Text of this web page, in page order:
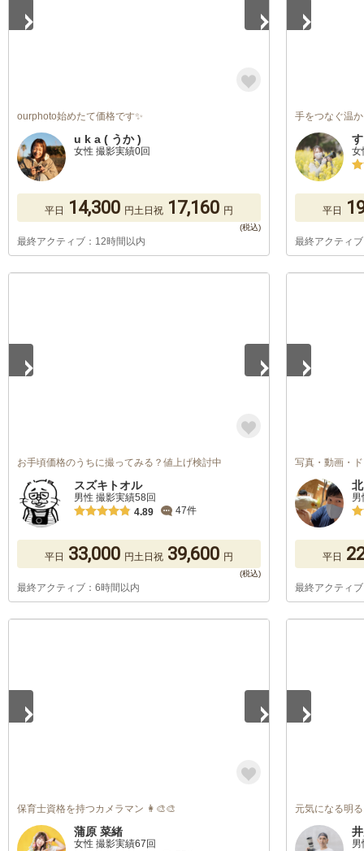
ourphoto始めたて価格です✨
u k a ( うか )
女性 撮影実績0回
平日 14,300 円土日祝 17,160 円
最終アクティブ：12時間以内
手をつなぐ温
女
平日
最終アクティ
お手頃価格のうちに撮ってみる？値上げ検討中
スズキトオル
男性 撮影実績58回
4.89
47件
平日 33,000 円土日祝 39,600 円
最終アクティブ：6時間以内
写真・動画・
平日
最終アクティ
保育士資格を持つカメラマン 👩‍🎨🎨
蒲原 菜緒
女性 撮影実績67回
元気になる明
男